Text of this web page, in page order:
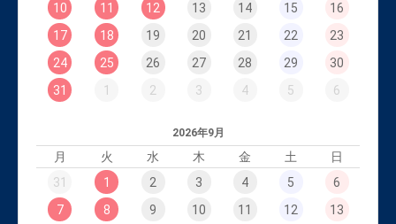
10
11 12 13 14 15
16
17
18 19 20 21 22
23
24
25 26 27 28 29
30
31
1 2 3 4 5 6
2026年9月
月 火 水 木 金 土
日
31
1 2 3 4 5
6
7
8 9 10 11 12
13